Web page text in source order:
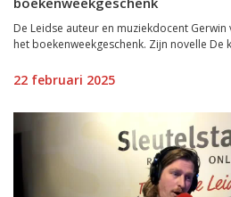
De Leidse auteur en muziekdocent
het boekenweekgeschenk. Zijn novelle De
22 februari 2025